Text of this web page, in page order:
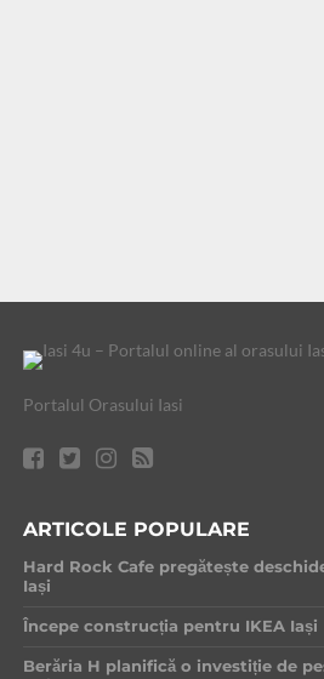
Portalul Orasului Iasi
ARTICOLE POPULARE
Hard Rock Cafe pregătește
Iași
Începe construcția pentru IKEA Iași
Berăria H planifică o investiție de